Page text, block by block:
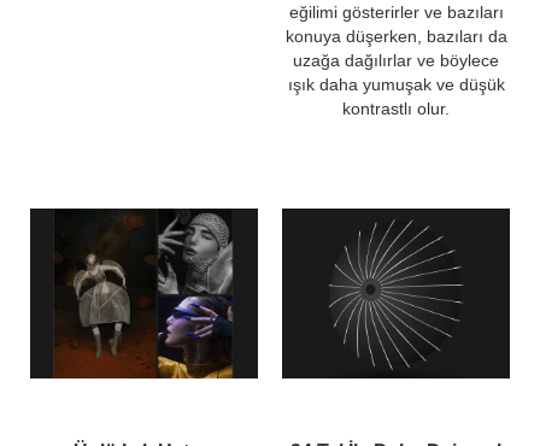
eğilimi gösterirler ve bazıları
konuya düşerken, bazıları da
uzağa dağılırlar ve böylece
ışık daha yumuşak ve düşük
kontrastlı olur.